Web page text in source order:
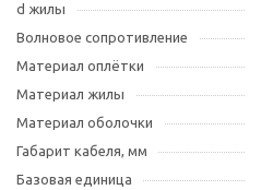
d жилы
Волновое сопротивление
Материал оплётки
Материал жилы
Материал оболочки
Габарит кабеля, мм
Базовая единица